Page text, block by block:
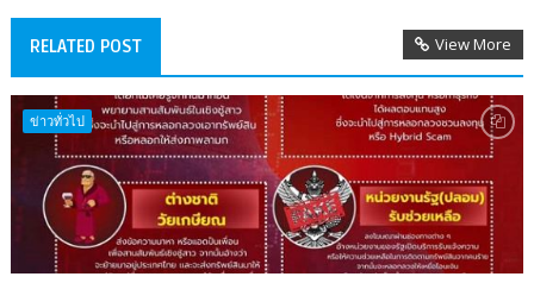
RELATED POST View More
ข่าวทั่วไป